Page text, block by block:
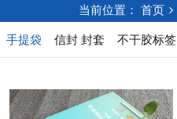
当前位置： 首页
手提袋 信封 封套 不干胶标签